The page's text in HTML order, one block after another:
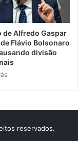
de Alfredo Gaspar
Flávio Bolsonaro
divisão
reservados.